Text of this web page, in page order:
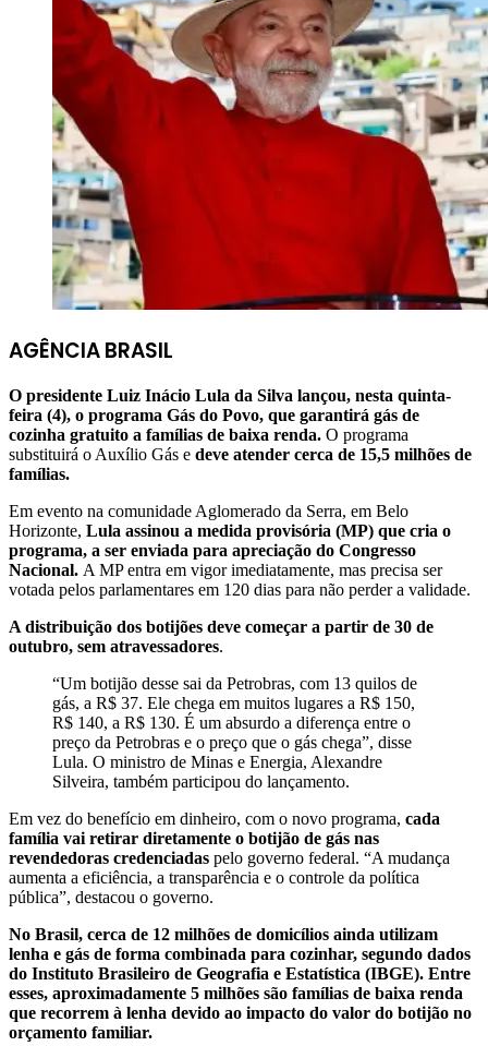
AGÊNCIA BRASIL
O presidente Luiz Inácio Lula da Silva lançou, nesta quinta-
feira (4), o programa Gás do Povo, que garantirá gás de
cozinha gratuito a famílias de baixa renda. O programa
substituirá o Auxílio Gás e deve atender cerca de 15,5 milhões de
famílias.
Em evento na comunidade Aglomerado da Serra, em Belo
Horizonte, Lula assinou a medida provisória (MP) que cria o
programa, a ser enviada para apreciação do Congresso
Nacional. A MP entra em vigor imediatamente, mas precisa ser
votada pelos parlamentares em 120 dias para não perder a validade.
A distribuição dos botijões deve começar a partir de 30 de
outubro, sem atravessadores.
“Um botijão desse sai da Petrobras, com 13 quilos de
gás, a R$ 37. Ele chega em muitos lugares a R$ 150,
R$ 140, a R$ 130. É um absurdo a diferença entre o
preço da Petrobras e o preço que o gás chega”, disse
Lula. O ministro de Minas e Energia, Alexandre
Silveira, também participou do lançamento.
Em vez do benefício em dinheiro, com o novo programa, cada
família vai retirar diretamente o botijão de gás nas
revendedoras credenciadas pelo governo federal. “A mudança
aumenta a eficiência, a transparência e o controle da política
pública”, destacou o governo.
No Brasil, cerca de 12 milhões de domicílios ainda utilizam
lenha e gás de forma combinada para cozinhar, segundo dados
do Instituto Brasileiro de Geografia e Estatística (IBGE). Entre
esses, aproximadamente 5 milhões são famílias de baixa renda
que recorrem à lenha devido ao impacto do valor do botijão no
orçamento familiar.